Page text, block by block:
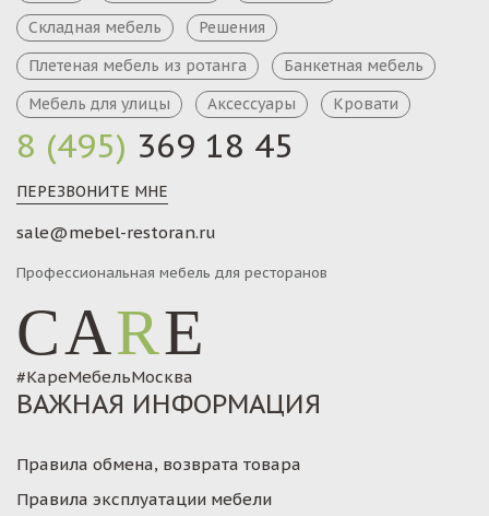
8 (495) 369 18 45
ПЕРЕЗВОНИТЕ МНЕ
sale@mebel-restoran.ru
Профессиональная мебель для ресторанов
CARE
#КареМебельМосква
Складная мебель
Решения
Плетеная мебель из ротанга
Банкетная мебель
Мебель для улицы
Аксессуары Кровати
ВАЖНАЯ ИНФОРМАЦИЯ
Правила обмена, возврата товара
Правила эксплуатации мебели